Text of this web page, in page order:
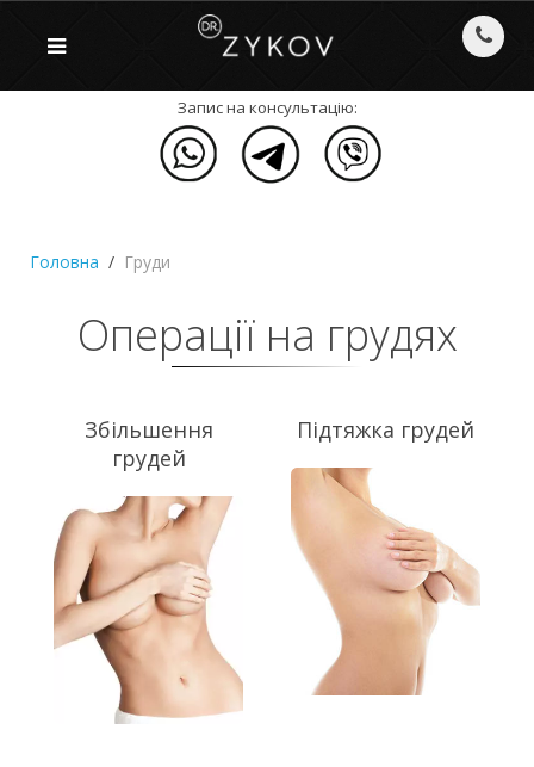
Запис на консультацію:
Головна Груди
Операції на грудях
Збільшення
грудей
Підтяжка грудей